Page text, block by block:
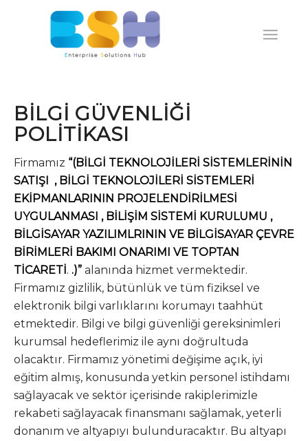
BİLGİ GÜVENLİĞİ
POLİTİKASI
Firmamız “(BİLGİ TEKNOLOJİLERİ SİSTEMLERİNİN
SATIŞI , BİLGİ TEKNOLOJİLERİ SİSTEMLERİ
EKİPMANLARININ PROJELENDİRİLMESİ
UYGULANMASI , BİLİŞİM SİSTEMİ KURULUMU ,
BİLGİSAYAR YAZILIMLRININ VE BİLGİSAYAR ÇEVRE
BİRİMLERİ BAKIMI ONARIMI VE TOPTAN
TİCARETİ. .)” alanında hizmet vermektedir.
Firmamız gizlilik, bütünlük ve tüm fiziksel ve
elektronik bilgi varlıklarını korumayı taahhüt
etmektedir. Bilgi ve bilgi güvenliği gereksinimleri
kurumsal hedeflerimiz ile aynı doğrultuda
olacaktır. Firmamız yönetimi değişime açık, iyi
eğitim almış, konusunda yetkin personel istihdamı
sağlayacak ve sektör içerisinde rakiplerimizle
rekabeti sağlayacak finansmanı sağlamak, yeterli
donanım ve altyapıyı bulunduracaktır. Bu altyapı